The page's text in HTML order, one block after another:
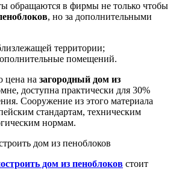
обращаются в фирмы не только чтобы
, но за дополнительными
территории;
помещений.
цена на загородный дом из
доступна практически для 30%
Сооружение из этого материала
стандартам, техническим
нормам.
дом из пеноблоков стоит